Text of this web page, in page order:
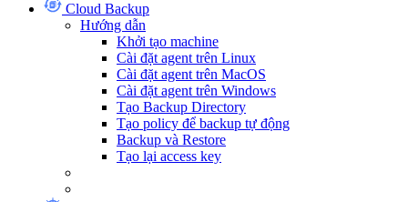
Cloud Backup
Hướng dẫn
Khởi tạo machine
Cài đặt agent trên Linux
Cài đặt agent trên MacOS
Cài đặt agent trên Windows
Tạo Backup Directory
Tạo policy để backup tự động
Backup và Restore
Tạo lại access key